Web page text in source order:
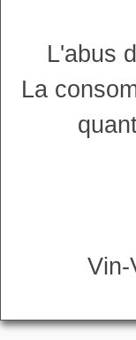
L'abus
La
Vin-